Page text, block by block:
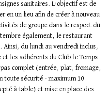
sanitaires. L’objectif est de
en un lieu afin de créer à nouveau
de groupe dans le respect du
également, le restaurant
Ainsi, du lundi au vendredi inclus,
et les adhérents du Club le Temps
complet (entrée, plat, fromage,
toute sécurité - maximum 10
à table) et mise en place des